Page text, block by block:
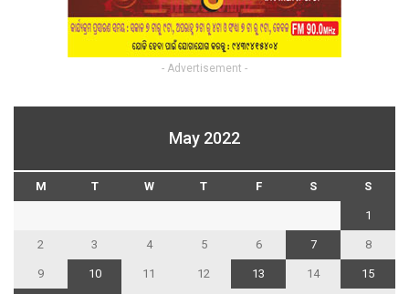
- Advertisement -
May 2022
M T W T F S S
1
2 3 4 5 6 7 8
9 10 11 12 13 14 15